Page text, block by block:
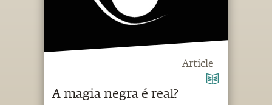
Article
A magia negra é real?